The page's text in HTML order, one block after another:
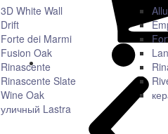
3D White Wall
Drift
Forte dei Marmi
Fusion Oak
Rinascente
Rinascente Slate
Wine Oak
уличный Lastra